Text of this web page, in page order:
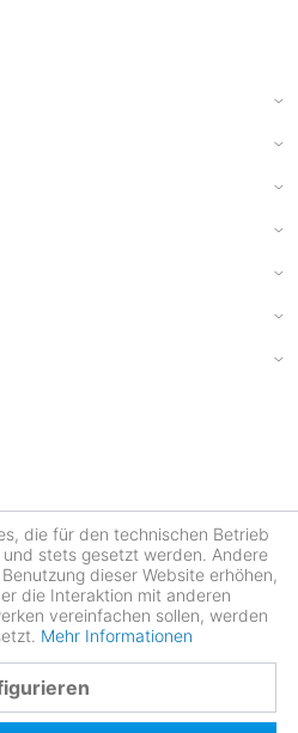
die für den technischen Betrieb
stets gesetzt werden. Andere
dieser Website erhöhen,
die Interaktion mit anderen
vereinfachen sollen, werden
Mehr Informationen